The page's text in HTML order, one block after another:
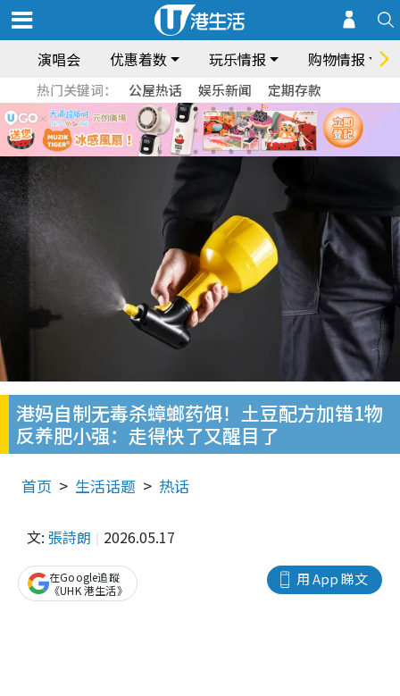
演唱会 优惠着数 玩乐情报 购物情报
热门关键词： 公屋热话 娱乐新闻 定期存款
港妈自制无毒杀蟑螂药饵！土豆配方加错1物
反养肥小强：走得快了又醒目了
首页 生活话题 热话
文: 張詩朗 2026.05.17
用 App 睇文
在Google追蹤
《UHK 港生活》